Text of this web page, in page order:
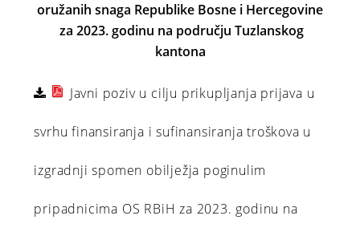
oružanih snaga Republike Bosne i Hercegovine
za 2023. godinu na području Tuzlanskog
kantona
Javni poziv u cilju prikupljanja prijava u
svrhu finansiranja i sufinansiranja troškova u
izgradnji spomen obilježja poginulim
pripadnicima OS RBiH za 2023. godinu na